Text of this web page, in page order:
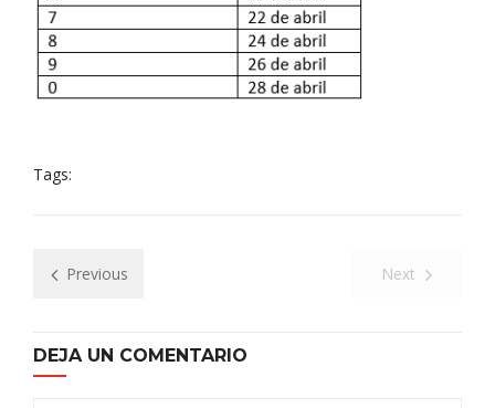
Tags:
Previous Next
DEJA UN COMENTARIO